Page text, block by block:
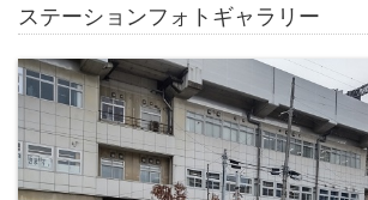
ステーションフォトギャラリー